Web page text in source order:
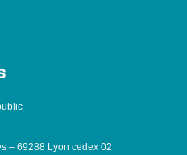
– 69288 Lyon cedex 02